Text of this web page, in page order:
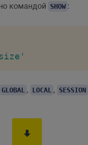
командой SHOW :
GLOBAL , LOCAL , SESSION